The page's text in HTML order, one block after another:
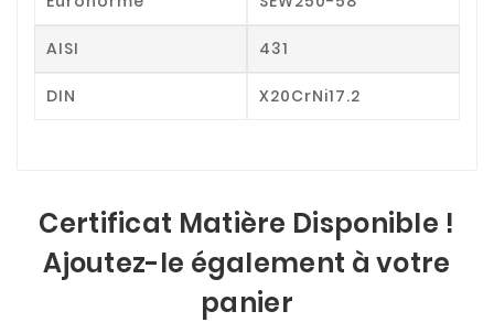
AISI 431
DIN X20CrNi17.2
Certificat Matière Disponible !
Ajoutez-le également à votre
panier